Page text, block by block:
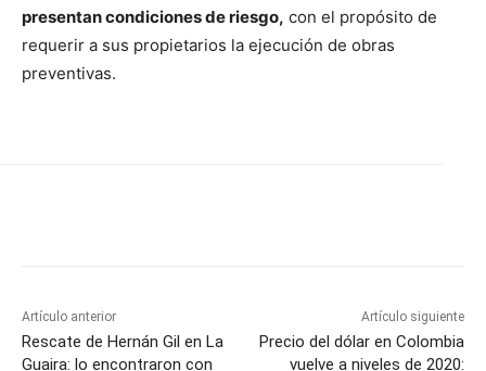
presentan condiciones de riesgo, con el propósito de
requerir a sus propietarios la ejecución de obras
preventivas.
Artículo anterior
Rescate de Hernán Gil en La
Guaira: lo encontraron con
Artículo siguiente
Precio del dólar en Colombia
vuelve a niveles de 2020: